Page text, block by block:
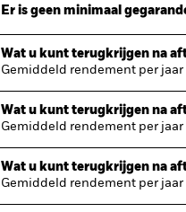
Er is geen minimaal
Wat u kunt terugkrijgen na
Gemiddeld rendement per jaar
Wat u kunt terugkrijgen na
Gemiddeld rendement per jaar
Wat u kunt terugkrijgen na
Gemiddeld rendement per jaar